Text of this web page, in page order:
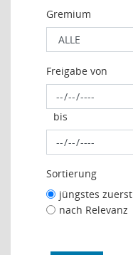
Gremium
Freigabe von
bis
Sortierung
jüngstes zuerst
nach Relevanz